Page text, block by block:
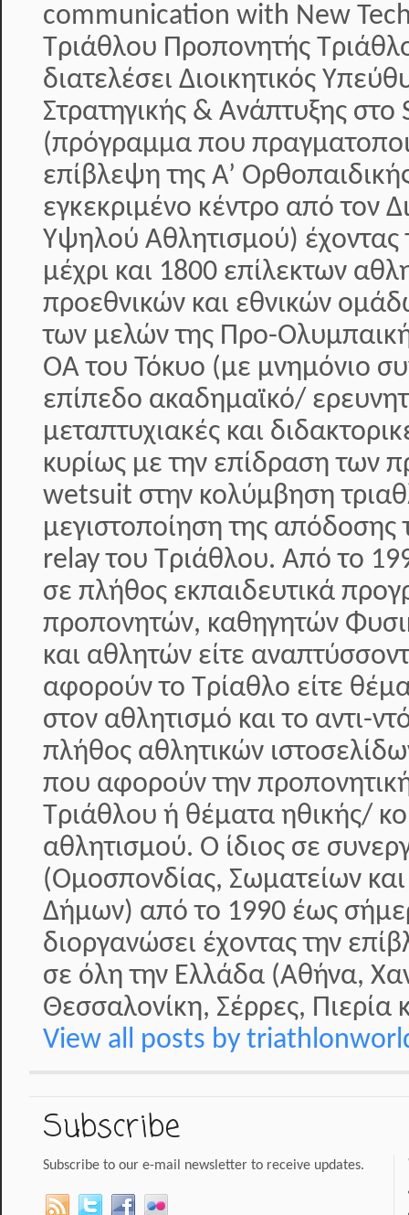
communication with New
Τριάθλου Προπονητής
διατελέσει Διοικητικός
Στρατηγικής & Ανάπτυξης
(πρόγραμμα που
επίβλεψη της Α’
εγκεκριμένο κέντρο από τον
Υψηλού Αθλητισμού) έχοντας
μέχρι και 1800 επίλεκτων
προεθνικών και εθνικών
των μελών της Προ-
ΟΑ του Τόκυο (με μνημόνιο
επίπεδο ακαδημαϊκό/
μεταπτυχιακές και
κυρίως με την επίδραση των
wetsuit στην κολύμβηση
μεγιστοποίηση της
relay του Τριάθλου. Από το
σε πλήθος εκπαιδευτικά
προπονητών, καθηγητών
και αθλητών είτε
αφορούν το Τρίαθλο είτε
στον αθλητισμό και το αντι-
πλήθος αθλητικών
που αφορούν την
Τριάθλου ή θέματα ηθικής/
αθλητισμού. Ο ίδιος σε
(Ομοσπονδίας, Σωματείων
Δήμων) από το 1990 έως
διοργανώσει έχοντας την
σε όλη την Ελλάδα (Αθήνα,
Θεσσαλονίκη, Σέρρες, Πιερία
View all posts by
Subscribe
Subscribe to our e-mail newsletter to receive updates.